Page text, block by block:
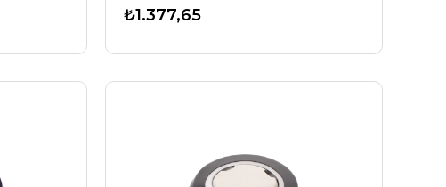
₺1.377,65